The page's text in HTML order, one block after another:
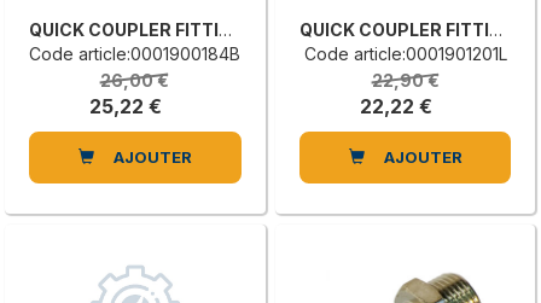
QUICK COUPLER FITTING
Code article:0001900184B
26,00 €
25,22 €
AJOUTER
QUICK COUPLER FITTING
Code article:0001901201L
22,90 €
22,22 €
AJOUTER